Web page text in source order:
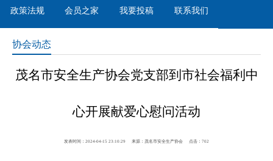
政策法规 会员之家 我要投稿 联系我们
协会动态
茂名市安全生产协会党支部到市社会福利中
心开展献爱心慰问活动
发表时间：2024-04-15 23:10:29 来源：茂名市安全生产协会 点击： 702